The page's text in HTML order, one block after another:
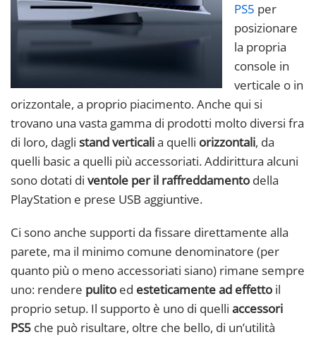
PS5 per
posizionare
la propria
console in
verticale o in
orizzontale, a proprio piacimento. Anche qui si
trovano una vasta gamma di prodotti molto diversi fra
di loro, dagli stand verticalia quelli orizzontali, da
quelli basic a quelli più accessoriati. Addirittura alcuni
sono dotati di ventole per il raffreddamento della
PlayStation e prese USB aggiuntive.
Ci sono anche supporti da fissare direttamente alla
parete, ma il minimo comune denominatore (per
quanto più o meno accessoriati siano) rimane sempre
uno: rendere pulito ed esteticamente ad effetto il
proprio setup. Il supporto è uno di quelli accessori
PS5 che può risultare, oltre che bello, di un’utilità